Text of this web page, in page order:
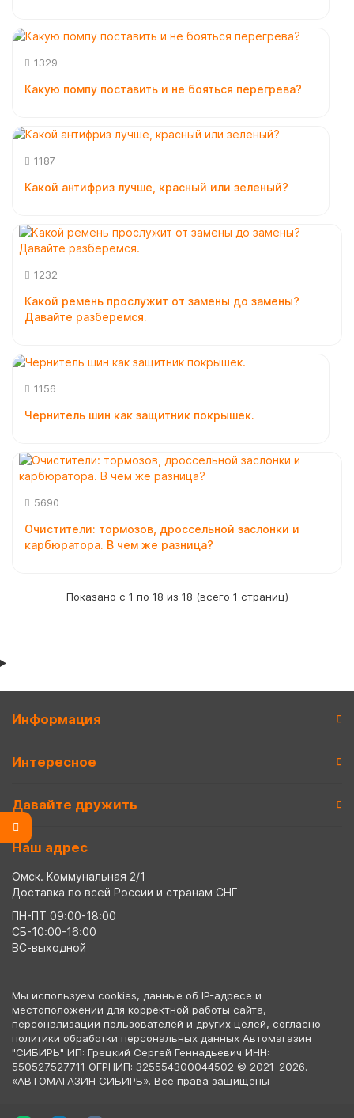
1329
Какую помпу поставить и не бояться перегрева?
1187
Какой антифриз лучше, красный или зеленый?
1232
Какой ремень прослужит от замены до замены?
Давайте разберемся.
1156
Чернитель шин как защитник покрышек.
5690
Очистители: тормозов, дроссельной заслонки и
карбюратора. В чем же разница?
Показано с 1 по 18 из 18 (всего 1 страниц)
Информация
Интересное
Давайте дружить
Наш адрес
Омск. Коммунальная 2/1
Доставка по всей России и странам СНГ
ПН-ПТ 09:00-18:00
СБ-10:00-16:00
ВС-выходной
Мы используем cookies, данные об IP-адресе и
местоположении для корректной работы сайта,
персонализации пользователей и других целей, согласно
политики обработки персональных данных Автомагазин
"СИБИРЬ" ИП: Грецкий Сергей Геннадьевич ИНН:
550527527711 ОГРНИП: 325554300044502 © 2021-2026.
«АВТОМАГАЗИН СИБИРЬ». Все права защищены